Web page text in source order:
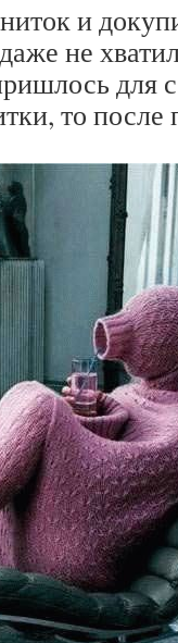
и
не
для
то после